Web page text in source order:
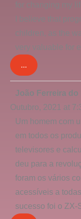
for changing my
I believe that
children, as the
very valuable for
...
João Ferreira do
Outubro, 2021 at
Um homem com
em todos os
televisores e
deu para a
foram os vários
acessíveis a
sucesso foi o ZX-
Toggle
this
metabox.